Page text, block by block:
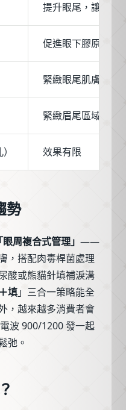
提升眼尾，讓眼型
促進眼下膠原增生
緊緻眼尾肌膚，淡
緊緻眉尾區域，微
效果有限
勢
「眼周複合式管理」 ——
，搭配肉毒桿菌處理
酸或熊貓針填補淚溝
填」三合一策略能全
，越來越多消費者會
波 900/1200 發一起
弛。